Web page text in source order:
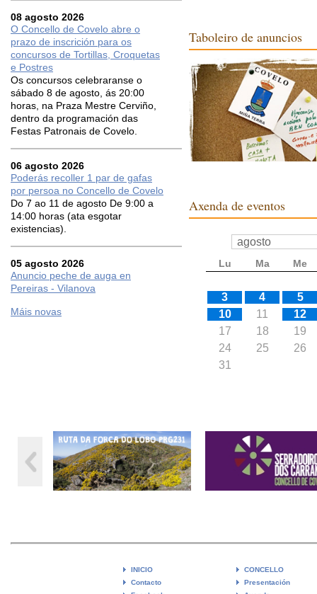
08 agosto 2026
O Concello de Covelo abre o
prazo de inscrición para os
concursos de Tortillas, Croquetas
e Postres
Os concursos celebraranse o
sábado 8 de agosto, ás 20:00
horas, na Praza Mestre Cerviño,
dentro da programación das
Festas Patronais de Covelo.
06 agosto 2026
Poderás recoller 1 par de gafas
por persoa no Concello de Covelo
Do 7 ao 11 de agosto De 9:00 a
14:00 horas (ata esgotar
existencias).
05 agosto 2026
Anuncio peche de auga en
Pereiras - Vilanova
Máis novas
Taboleiro de anuncios
Axenda de eventos
Lu Ma Me
3 4
5
10
11
12
17
18
19
24
25
26
31
INICIO
Contacto
CONCELLO
Presentación